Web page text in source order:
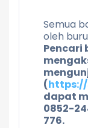
Semua
oleh
Pencari
(
dapat
0852-
776.